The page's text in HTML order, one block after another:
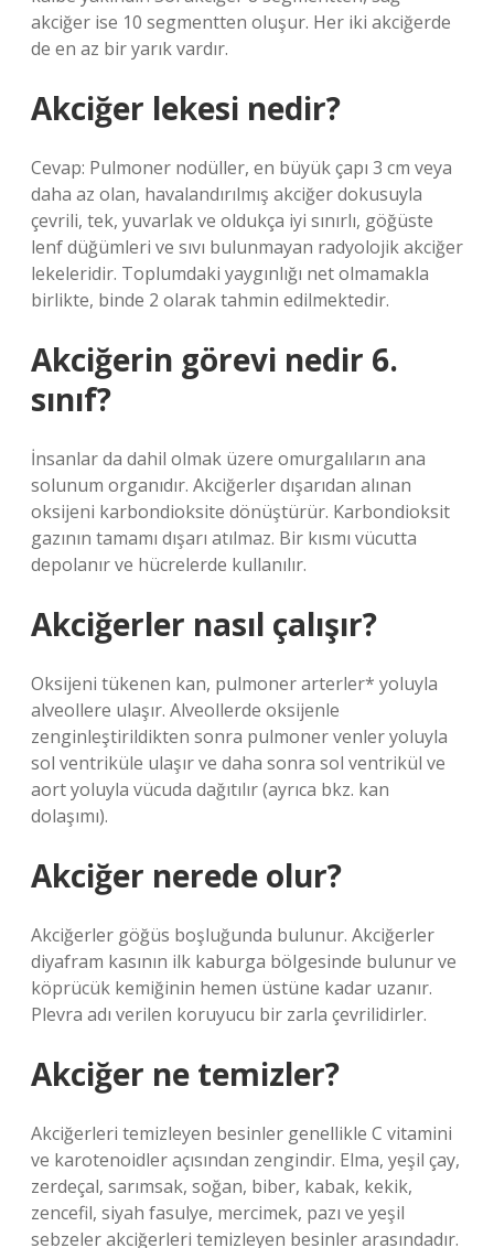
akciğer ise 10 segmentten oluşur. Her iki akciğerde
de en az bir yarık vardır.
Akciğer lekesi nedir?
Cevap: Pulmoner nodüller, en büyük çapı 3 cm veya
daha az olan, havalandırılmış akciğer dokusuyla
çevrili, tek, yuvarlak ve oldukça iyi sınırlı, göğüste
lenf düğümleri ve sıvı bulunmayan radyolojik akciğer
lekeleridir. Toplumdaki yaygınlığı net olmamakla
birlikte, binde 2 olarak tahmin edilmektedir.
Akciğerin görevi nedir 6.
sınıf?
İnsanlar da dahil olmak üzere omurgalıların ana
solunum organıdır. Akciğerler dışarıdan alınan
oksijeni karbondioksite dönüştürür. Karbondioksit
gazının tamamı dışarı atılmaz. Bir kısmı vücutta
depolanır ve hücrelerde kullanılır.
Akciğerler nasıl çalışır?
Oksijeni tükenen kan, pulmoner arterler* yoluyla
alveollere ulaşır. Alveollerde oksijenle
zenginleştirildikten sonra pulmoner venler yoluyla
sol ventriküle ulaşır ve daha sonra sol ventrikül ve
aort yoluyla vücuda dağıtılır (ayrıca bkz. kan
dolaşımı).
Akciğer nerede olur?
Akciğerler göğüs boşluğunda bulunur. Akciğerler
diyafram kasının ilk kaburga bölgesinde bulunur ve
köprücük kemiğinin hemen üstüne kadar uzanır.
Plevra adı verilen koruyucu bir zarla çevrilidirler.
Akciğer ne temizler?
Akciğerleri temizleyen besinler genellikle C vitamini
ve karotenoidler açısından zengindir. Elma, yeşil çay,
zerdeçal, sarımsak, soğan, biber, kabak, kekik,
zencefil, siyah fasulye, mercimek, pazı ve yeşil
sebzeler akciğerleri temizleyen besinler arasındadır.